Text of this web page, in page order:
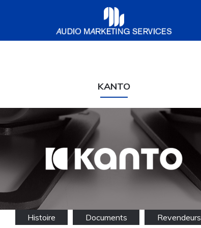
Audio
Marketing
KANTO
Histoire Documents Revendeurs